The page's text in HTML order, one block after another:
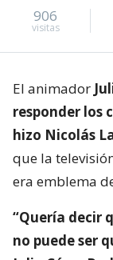
906
visitas
El animador
responder los
hizo Nicolás
que la
era emblema
“Quería decir
no puede ser